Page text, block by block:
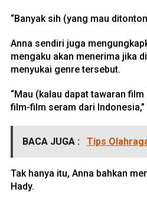
“Banyak sih (yang mau
Anna sendiri juga
mengaku akan menerima jika
menyukai genre tersebut.
“Mau (kalau dapat tawaran
film-film seram dari
BACA JUGA : Tips
Tak hanya itu, Anna bahkan
Hady.